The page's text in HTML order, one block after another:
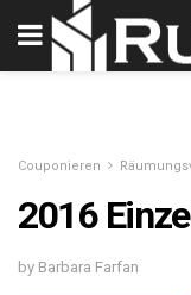
Couponieren
2016
by Barbara Farfan